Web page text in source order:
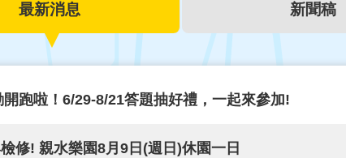
最新消息 新聞稿
開跑啦！6/29-8/21答題抽好禮，一起來參加!
修! 親水樂園8月9日(週日)休園一日